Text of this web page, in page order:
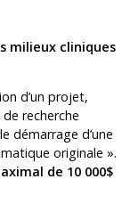
milieux cliniques
d’un projet,
recherche
démarrage d’une
originale ».
de 10 000$